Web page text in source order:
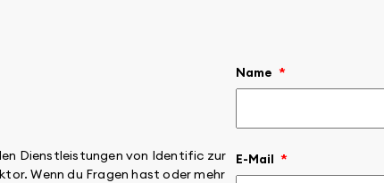
Dienstleistungen von Identific zur
Wenn du Fragen hast oder mehr
Name *
E-Mail *